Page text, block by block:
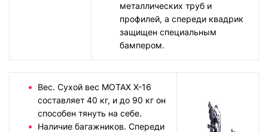
металлических труб и
профилей, а спереди квадрик
защищен специальным
бампером.
Вес. Сухой вес MOTAX X-16
составляет 40 кг, и до 90 кг он
способен тянуть на себе.
Наличие багажников. Спереди